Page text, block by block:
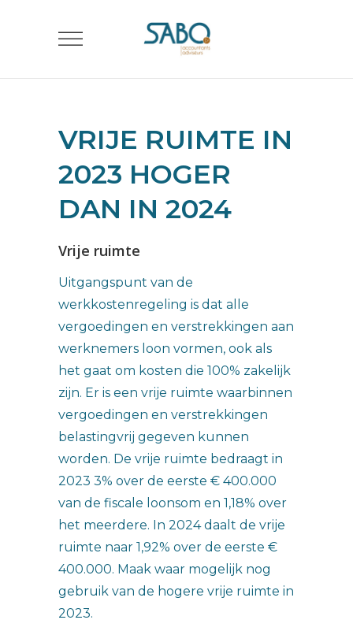
VRIJE RUIMTE IN
2023 HOGER
DAN IN 2024
Vrije ruimte
Uitgangspunt van de
werkkostenregeling is dat alle
vergoedingen en verstrekkingen aan
werknemers loon vormen, ook als
het gaat om kosten die 100% zakelijk
zijn. Er is een vrije ruimte waarbinnen
vergoedingen en verstrekkingen
belastingvrij gegeven kunnen
worden. De vrije ruimte bedraagt in
2023 3% over de eerste € 400.000
van de fiscale loonsom en 1,18% over
het meerdere. In 2024 daalt de vrije
ruimte naar 1,92% over de eerste €
400.000. Maak waar mogelijk nog
gebruik van de hogere vrije ruimte in
2023.